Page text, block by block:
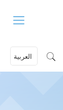
العربية